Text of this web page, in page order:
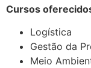
Cursos
Logística
Gestão da
Meio